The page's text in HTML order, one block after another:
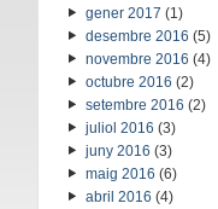
gener 2017 (1)
desembre 2016 (5)
novembre 2016 (4)
octubre 2016 (2)
setembre 2016 (2)
juliol 2016 (3)
juny 2016 (3)
maig 2016 (6)
abril 2016 (4)